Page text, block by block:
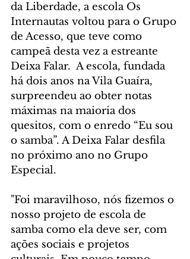
da Liberdade, a escola Os
Internautas voltou para o Grupo
de Acesso, que teve como
campeã desta vez a estreante
Deixa Falar.  A escola, fundada
há dois anos na Vila Guaíra,
surpreendeu ao obter notas
máximas na maioria dos
quesitos, com o enredo “Eu sou
o samba”. A Deixa Falar desfila
no próximo ano no Grupo
Especial.
"Foi maravilhoso, nós fizemos o
nosso projeto de escola de
samba como ela deve ser, com
ações sociais e projetos